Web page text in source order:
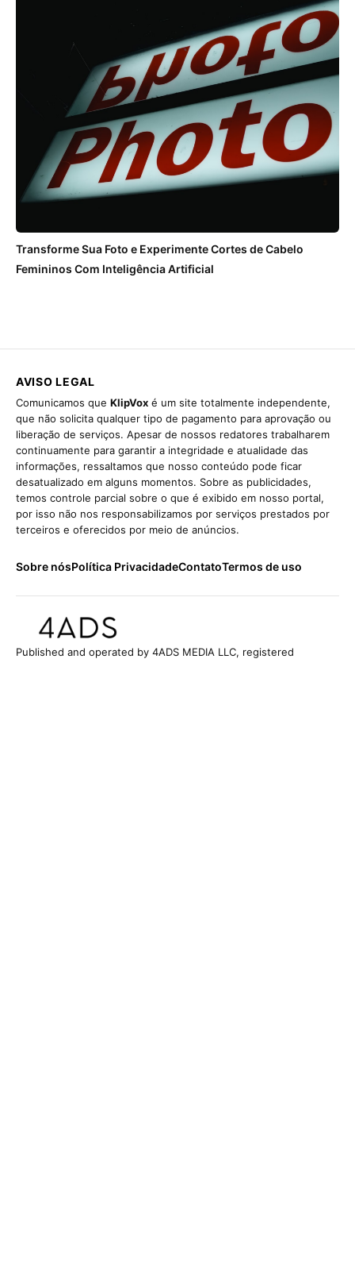
Transforme Sua Foto e Experimente Cortes de Cabelo
Femininos Com Inteligência Artificial
AVISO LEGAL
Comunicamos que KlipVox é um site totalmente independente,
que não solicita qualquer tipo de pagamento para aprovação ou
liberação de serviços. Apesar de nossos redatores trabalharem
continuamente para garantir a integridade e atualidade das
informações, ressaltamos que nosso conteúdo pode ficar
desatualizado em alguns momentos. Sobre as publicidades,
temos controle parcial sobre o que é exibido em nosso portal,
por isso não nos responsabilizamos por serviços prestados por
terceiros e oferecidos por meio de anúncios.
Sobre nósPolítica PrivacidadeContatoTermos de uso
Published and operated by 4ADS MEDIA LLC, registered